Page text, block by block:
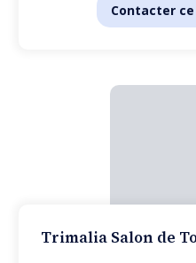
Contacter
Trimalia Salon de